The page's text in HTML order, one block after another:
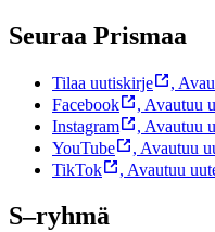
Seuraa Prismaa
Tilaa uutiskirje ,
Facebook
, Avautuu
Instagram
, Avautuu
YouTube
, Avautuu
TikTok
, Avautuu
S–ryhmä